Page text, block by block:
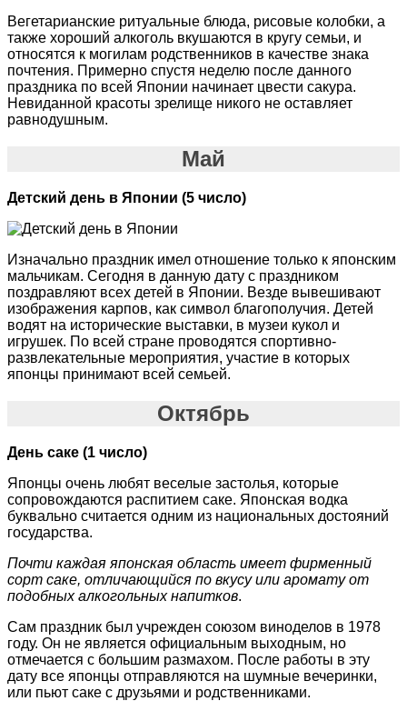
Вегетарианские ритуальные блюда, рисовые колобки, а
также хороший алкоголь вкушаются в кругу семьи, и
относятся к могилам родственников в качестве знака
почтения. Примерно спустя неделю после данного
праздника по всей Японии начинает цвести сакура.
Невиданной красоты зрелище никого не оставляет
равнодушным.
Май
Детский день в Японии (5 число)
Изначально праздник имел отношение только к японским
мальчикам. Сегодня в данную дату с праздником
поздравляют всех детей в Японии. Везде вывешивают
изображения карпов, как символ благополучия. Детей
водят на исторические выставки, в музеи кукол и
игрушек. По всей стране проводятся спортивно-
развлекательные мероприятия, участие в которых
японцы принимают всей семьей.
Октябрь
День саке (1 число)
Японцы очень любят веселые застолья, которые
сопровождаются распитием саке. Японская водка
буквально считается одним из национальных достояний
государства.
Почти каждая японская область имеет фирменный
сорт саке, отличающийся по вкусу или аромату от
подобных алкогольных напитков.
Сам праздник был учрежден союзом виноделов в 1978
году. Он не является официальным выходным, но
отмечается с большим размахом. После работы в эту
дату все японцы отправляются на шумные вечеринки,
или пьют саке с друзьями и родственниками.